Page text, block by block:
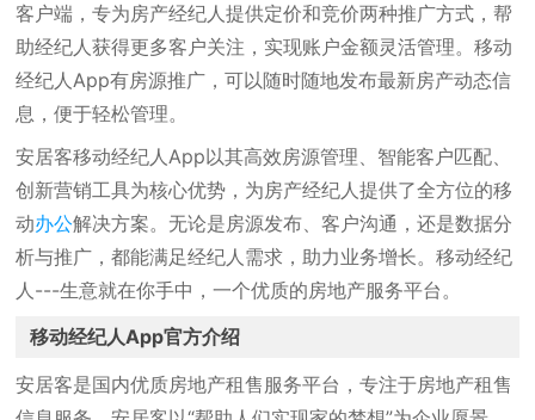
客户端，专为房产经纪人提供定价和竞价两种推广方式，帮
助经纪人获得更多客户关注，实现账户金额灵活管理。移动
经纪人App有房源推广，可以随时随地发布最新房产动态信
息，便于轻松管理。
安居客移动经纪人App以其高效房源管理、智能客户匹配、
创新营销工具为核心优势，为房产经纪人提供了全方位的移
动办公解决方案。无论是房源发布、客户沟通，还是数据分
析与推广，都能满足经纪人需求，助力业务增长。移动经纪
人---生意就在你手中，一个优质的房地产服务平台。
移动经纪人App官方介绍
安居客是国内优质房地产租售服务平台，专注于房地产租售